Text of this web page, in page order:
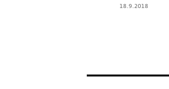
18.9.2018